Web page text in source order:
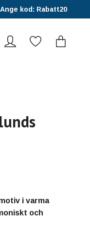
kod: Rabatt20
i varma
och